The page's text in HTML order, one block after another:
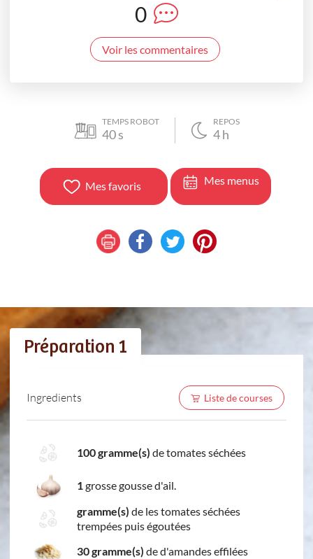
0
Voir les commentaires
TEMPS ROBOT
40s
REPOS
4h
Mes favoris Mes menus
Préparation 1
Ingredients Liste de courses
100 gramme(s) de tomates séchées
1grosse gousse d'ail.
gramme(s) de les tomates séchées
trempées puis égoutées
30 gramme(s) de d'amandes effilées